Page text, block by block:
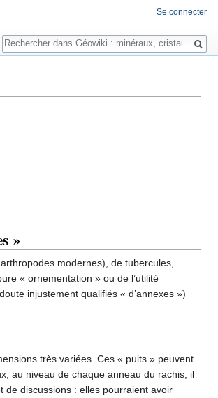
»
modernes), de tubercules,
« ornementation » ou de l’utilité
injustement qualifiés « d’annexes »)
très variées. Ces « puits » peuvent
au niveau de chaque anneau du rachis, il
de discussions : elles pourraient avoir
Se connecter
Rechercher